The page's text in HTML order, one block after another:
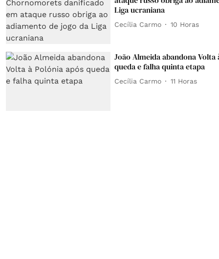
Liga ucraniana
Cecília Carmo 10 Horas
João Almeida abandona Volta
queda e falha quinta etapa
Cecília Carmo 11 Horas